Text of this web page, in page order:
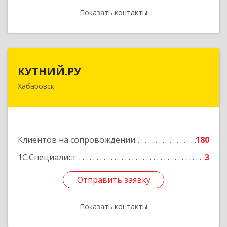
Показать контакты
Назад
КУТНИЙ.РУ
Хабаровск
Клиентов на сопровождении
180
1С:Специалист
3
Отправить заявку
Показать контакты
680007, Хабаровский край, Хабаровск г,
Отправить заявку
Назад